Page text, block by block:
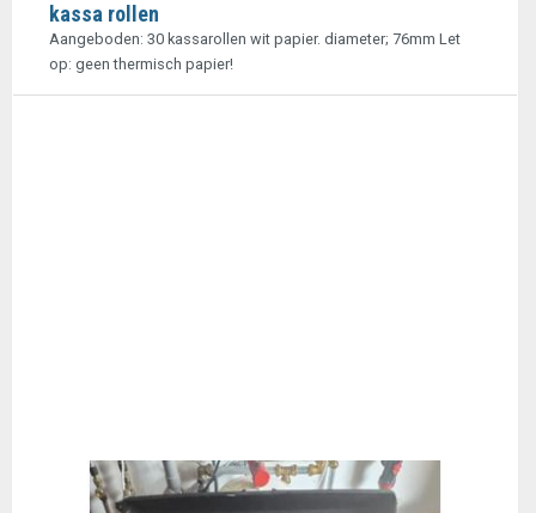
kassa rollen
Aangeboden: 30 kassarollen wit papier. diameter; 76mm Let
op: geen thermisch papier!